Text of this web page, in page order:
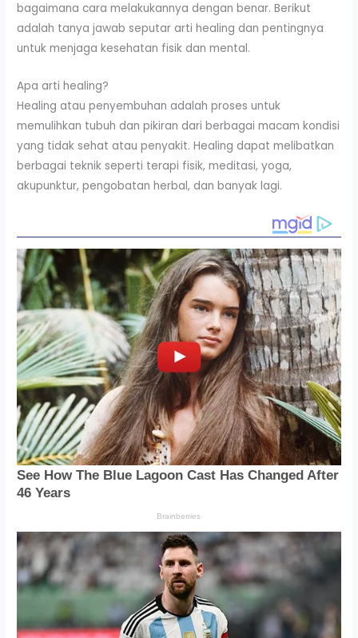
bagaimana cara melakukannya dengan benar. Berikut
adalah tanya jawab seputar arti healing dan pentingnya
untuk menjaga kesehatan fisik dan mental.
Apa arti healing?
Healing atau penyembuhan adalah proses untuk
memulihkan tubuh dan pikiran dari berbagai macam kondisi
yang tidak sehat atau penyakit. Healing dapat melibatkan
berbagai teknik seperti terapi fisik, meditasi, yoga,
akupunktur, pengobatan herbal, dan banyak lagi.